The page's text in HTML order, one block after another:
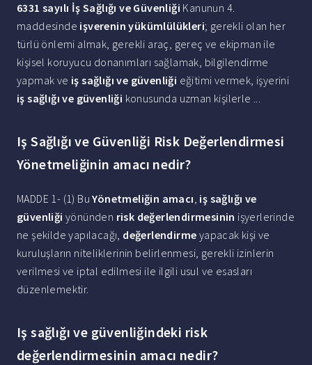
6331 sayılı İş Sağlığı ve Güvenliği Kanunun 4.
maddesinde işverenin yükümlülükleri; gerekli olan her
türlü önlemi almak, gerekli araç, gereç ve ekipman ile
kişisel koruyucu donanımları sağlamak, bilgilendirme
yapmak ve iş sağlığı ve güvenliği eğitimi vermek, işyerini
iş sağlığı ve güvenliği konusunda uzman kişilerle ...
Iş Sağlığı ve Güvenliği Risk Değerlendirmesi
Yönetmeliğinin amacı nedir?
MADDE 1- (1) BuYönetmeliğin amacı, iş sağlığı ve
güvenliği yönünden risk değerlendirmesinin işyerlerinde
ne şekilde yapılacağı, değerlendirme yapacak kişi ve
kuruluşların niteliklerinin belirlenmesi, gerekli izinlerin
verilmesi ve iptal edilmesi ile ilgili usul ve esasları
düzenlemektir.
Iş sağlığı ve güvenliğindeki risk
değerlendirmesinin amacı nedir?